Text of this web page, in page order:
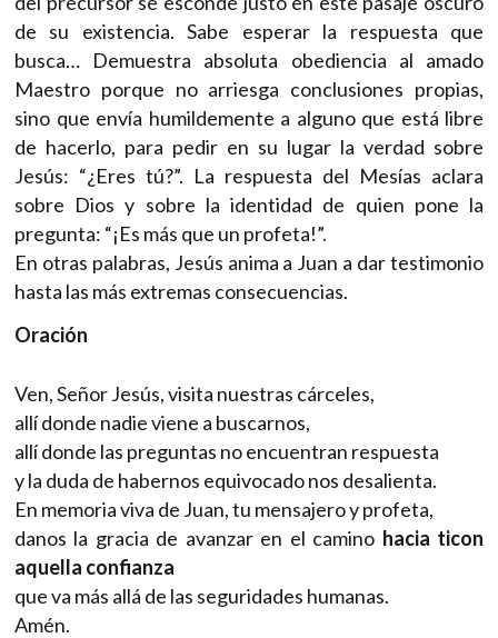
de su existencia. Sabe esperar la respuesta que
busca… Demuestra absoluta obediencia al amado
Maestro porque no arriesga conclusiones propias,
sino que envía humildemente a alguno que está libre
de hacerlo, para pedir en su lugar la verdad sobre
Jesús: “¿Eres tú?”. La respuesta del Mesías aclara
sobre Dios y sobre la identidad de quien pone la
pregunta: “¡Es más que un profeta!”.
En otras palabras, Jesús anima a Juan a dar testimonio
hasta las más extremas consecuencias.
Oración
Ven, Señor Jesús, visita nuestras cárceles,
allí donde nadie viene a buscarnos,
allí donde las preguntas no encuentran respuesta
y la duda de habernos equivocado nos desalienta.
En memoria viva de Juan, tu mensajero y profeta,
danos la gracia de avanzar en el camino hacia ticon
aquella confianza
que va más allá de las seguridades humanas.
Amén.